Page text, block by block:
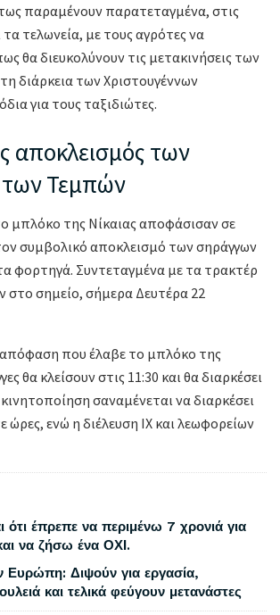
παραμένουν παρατεταγμένα, στις
τα τελωνεία, με τους αγρότες να
θα διευκολύνουν τις μετακινήσεις των
διάρκεια των Χριστουγέννων
για τους ταξιδιώτες.
αποκλεισμός των
Τεμπών
μπλόκο της Νίκαιας αποφάσισαν σε
συμβολικό αποκλεισμό των σηράγγων
φορτηγά. Συντεταγμένα με τα τρακτέρ
στο σημείο, σήμερα Δευτέρα 22
που έλαβε το μπλόκο της
θα κλείσουν στις 11:30 και θα διαρκέσει
σαναμένεται να διαρκέσει
ώρες, ενώ η διέλευση ΙΧ και λεωφορείων
ότι έπρεπε να περιμένω 7 χρονιά για
να ζήσω ένα ΟΧΙ.
Ευρώπη: Διψούν για εργασία,
και τελικά φεύγουν μετανάστες